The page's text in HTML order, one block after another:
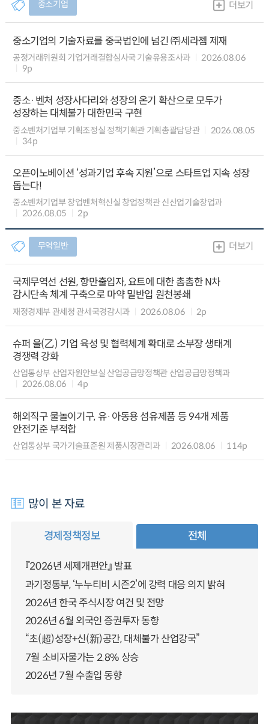
중소기업 더보기
중소기업의 기술자료를 중국법인에 넘긴 ㈜세라젬 제재
공정거래위원회 기업거래결합심사국 기술유용조사과
2026.08.06
9p
중소·벤처 성장사다리와 성장의 온기 확산으로 모두가
성장하는 대체불가 대한민국 구현
중소벤처기업부 기획조정실 정책기획관 기획총괄담당관
2026.08.05
34p
오픈이노베이션 ‘성과기업 후속 지원’으로 스타트업 지속 성장
돕는다!
중소벤처기업부 창업벤처혁신실 창업정책관 신산업기술창업과
2026.08.05
2p
무역일반 더보기
국제무역선 선원, 항만출입자, 요트에 대한 촘촘한 N차
감시단속 체계 구축으로 마약 밀반입 원천봉쇄
재정경제부 관세청 관세국경감시과 2026.08.06 2p
슈퍼 을(乙) 기업 육성 및 협력체계 확대로 소부장 생태계
경쟁력 강화
산업통상부 산업자원안보실 산업공급망정책관 산업공급망정책과
2026.08.06
4p
해외직구 물놀이기구, 유·아동용 섬유제품 등 94개 제품
안전기준 부적합
산업통상부 국가기술표준원 제품시장관리과 2026.08.06 114p
많이 본 자료
경제정책정보 전체
『2026년 세제개편안』 발표
과기정통부, ‘누누티비 시즌2’에 강력 대응 의지 밝혀
2026년 한국 주식시장 여건 및 전망
2026년 6월 외국인 증권투자 동향
“초(超)성장+신(新)공간, 대체불가 산업강국”
7월 소비자물가는 2.8% 상승
2026년 7월 수출입 동향